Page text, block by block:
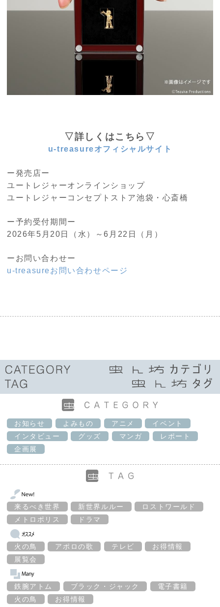
▽詳しくはこちら▽
u-treasureオフィシャルサイト
ー発売店ー
ユートレジャーオンラインショップ
ユートレジャーコンセプトストア池袋・心斎橋
ー予約受付期間ー
2026年5月20日（水）～6月22日（月）
ーお問い合わせー
u-treasureお問い合わせページ
お知らせ よみもの アニメ
イベント
インタビュー
グッズ マンガ
レポート
企画展
来るべき世界 新世界ルルー
ロストワールド
メトロポリス
ドラマ
火の鳥 アポロの歌 テレビ
お得情報
展覧会
鉄腕アトム ブラック・ジャック
電子書籍
火の鳥
お得情報